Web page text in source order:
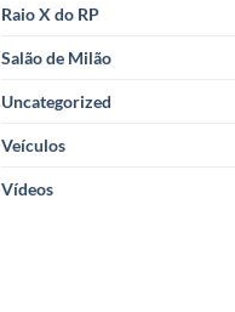
Raio X do RP
Salão de Milão
Uncategorized
Veículos
Vídeos